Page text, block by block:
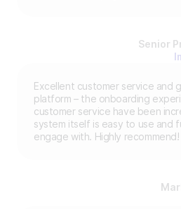
Senior
Excellent customer service and
platform – the onboarding
customer service have been
system itself is easy to use and
engage with. Highly recommend!